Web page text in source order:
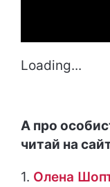
Loading...
А про
читай на
1. Олена